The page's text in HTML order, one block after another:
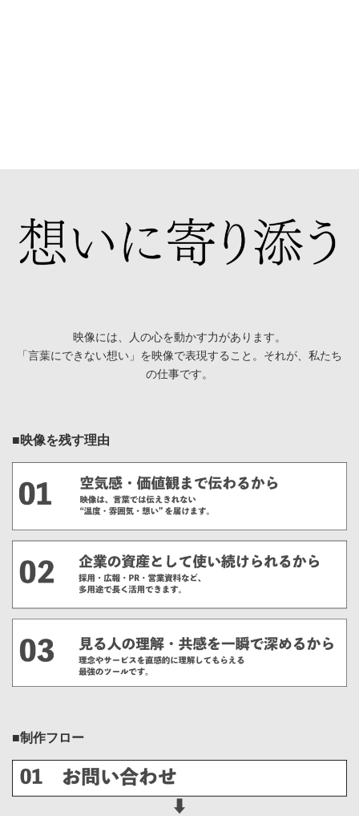
映像には、人の心を動かす力があります。
「言葉にできない想い」を映像で表現すること。それが、私たち
の仕事です。
■映像を残す理由
■制作フロー